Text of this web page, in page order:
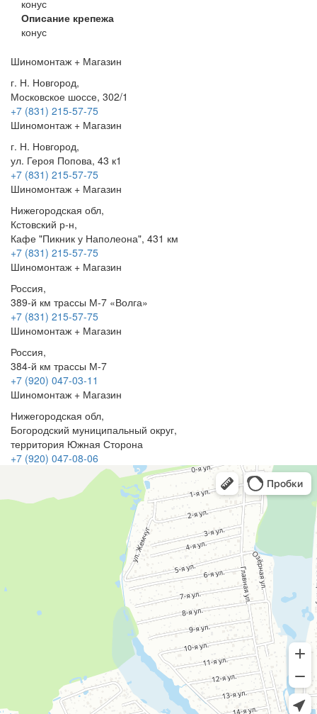
конус
Описание крепежа
конус
Шиномонтаж + Магазин
г. Н. Новгород,
Московское шоссе, 302/1
+7 (831) 215-57-75
Шиномонтаж + Магазин
г. Н. Новгород,
ул. Героя Попова, 43 к1
+7 (831) 215-57-75
Шиномонтаж + Магазин
Нижегородская обл,
Кстовский р-н,
Кафе "Пикник у Наполеона", 431 км
+7 (831) 215-57-75
Шиномонтаж + Магазин
Россия,
389-й км трассы М-7 «Волга»
+7 (831) 215-57-75
Шиномонтаж + Магазин
Россия,
384-й км трассы М-7
+7 (920) 047-03-11
Шиномонтаж + Магазин
Нижегородская обл,
Богородский муниципальный округ,
территория Южная Сторона
+7 (920) 047-08-06